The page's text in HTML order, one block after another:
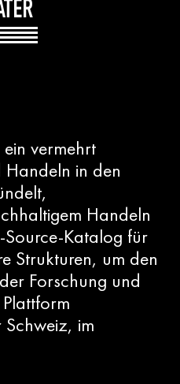
vermehrt
in den
Handeln
Source-Katalog für
Strukturen, um den
Forschung und
im